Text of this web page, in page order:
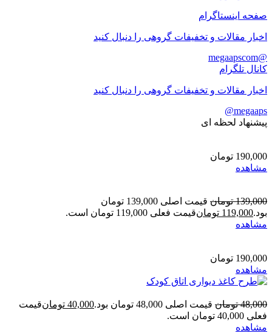
صفحه اینستاگرام
اخبار مقالات و تخفیفات گروهی را دنبال کنید
@megaapscom
کانال تلگرام
اخبار مقالات و تخفیفات گروهی را دنبال کنید
megaaps@
پیشنهاد لحظه ای
190,000 تومان
مشاهده
139,000 تومان
قیمت اصلی 139,000 تومان
بود.119,000 تومانقیمت فعلی 119,000 تومان است.
مشاهده
190,000 تومان
مشاهده
48,000 تومان قیمت اصلی 48,000 تومان بود. 40,000 تومانقیمت
فعلی 40,000 تومان است.
مشاهده